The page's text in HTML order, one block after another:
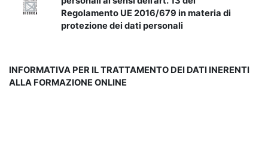
Regolamento UE 2016/679 in materia di
protezione dei dati personali
INFORMATIVA PER IL TRATTAMENTO DEI DATI INERENTI
ALLA FORMAZIONE ONLINE